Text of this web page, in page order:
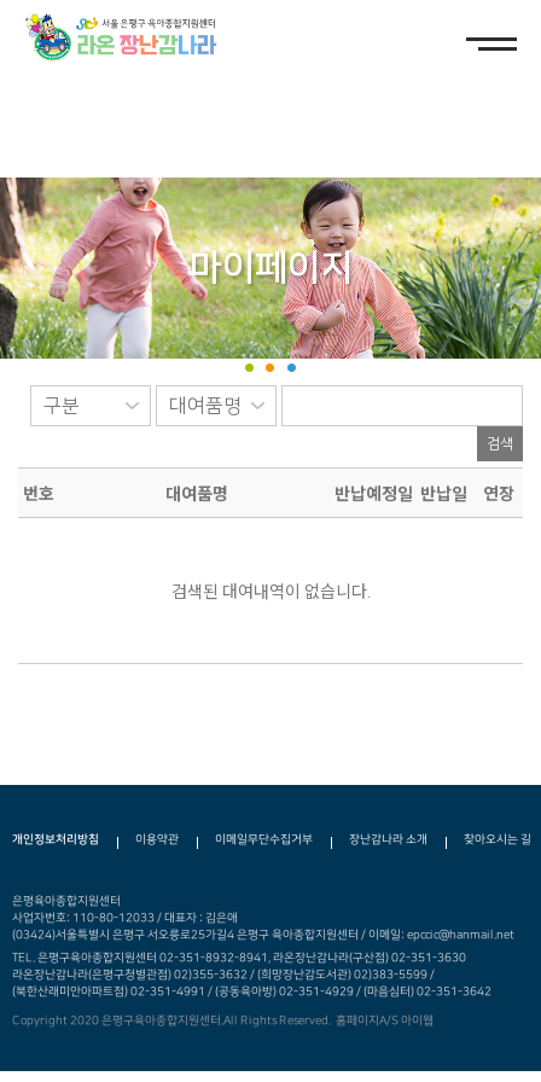
마이페이지
대여현황
검색
번호 대여품명 반납예정일 반납일 연장
검색된 대여내역이 없습니다.
개인정보처리방침 이용약관 이메일무단수집거부 장난감나라 소개 찾아오시는 길
은평육아종합지원센터
사업자번호: 110-80-12033 / 대표자 : 김은애
(03424)서울특별시 은평구 서오릉로25가길4 은평구 육아종합지원센터 / 이메일: epccic@hanmail.net
TEL. 은평구육아종합지원센터 02-351-8932-8941, 라온장난감나라(구산점) 02-351-3630
라온장난감나라(은평구청별관점) 02)355-3632 / (희망장난감도서관) 02)383-5599 /
(북한산래미안아파트점) 02-351-4991 / (공동육아방) 02-351-4929 / (마음심터) 02-351-3642
Copyright 2020 은평구육아종합지원센터.All Rights Reserved.홈페이지A/S 아이웹